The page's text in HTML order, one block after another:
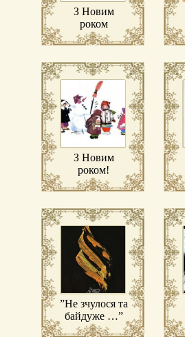
З Новим
роком
З Новим
роком!
”Не зчулося та
байдуже …”